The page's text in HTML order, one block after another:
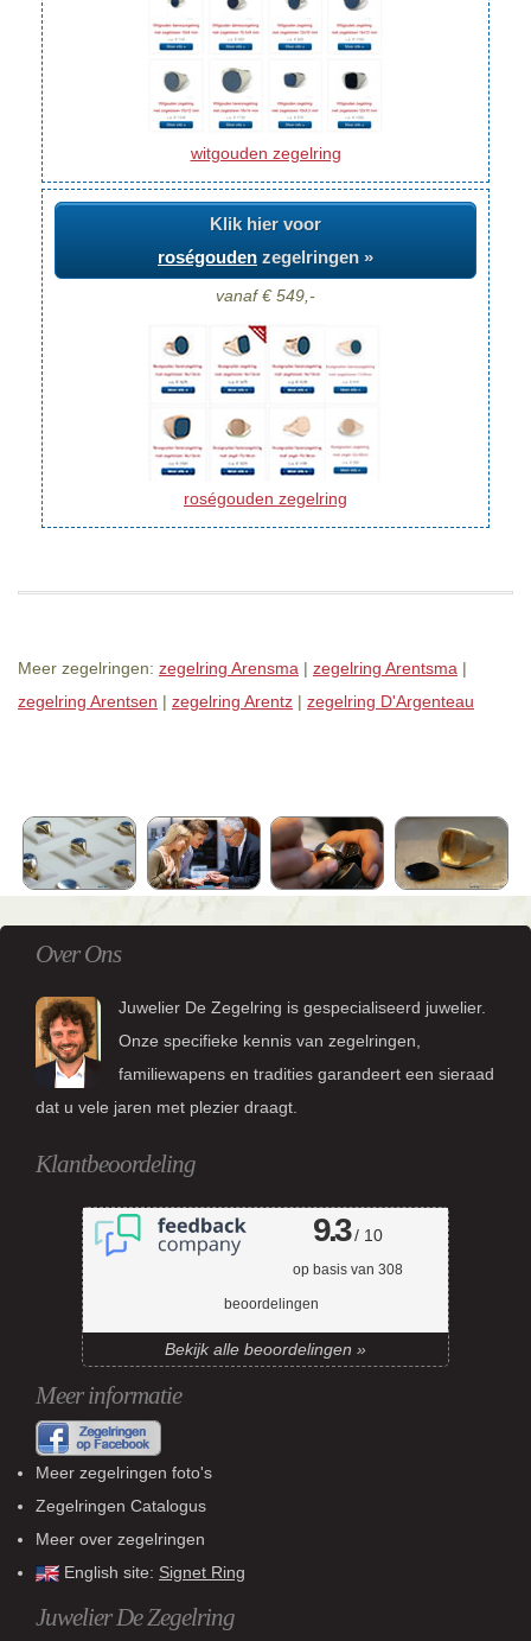
witgouden zegelring
Klik hier voor
roségouden zegelringen »
vanaf € 549,-
roségouden zegelring
Meer zegelringen: zegelring Arensma | zegelring Arentsma |
zegelring Arentsen | zegelring Arentz | zegelring D'Argenteau
Over Ons
Juwelier De Zegelring is gespecialiseerd juwelier.
Onze specifieke kennis van zegelringen,
familiewapens en tradities garandeert een sieraad
dat u vele jaren met plezier draagt.
Klantbeoordeling
9.3/ 10
op basis van 308
beoordelingen
Bekijk alle beoordelingen »
Meer informatie
Meer zegelringen foto's
Zegelringen Catalogus
Meer over zegelringen
English site: Signet Ring
Juwelier De Zegelring